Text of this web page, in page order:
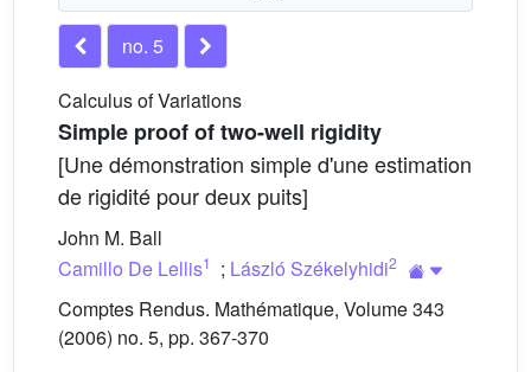
no. 5
Calculus of Variations
Simple proof of two-well rigidity
[Une démonstration simple d'une estimation
de rigidité pour deux puits]
John M. Ball
Camillo De Lellis1 ; László Székelyhidi2
Comptes Rendus. Mathématique, Volume 343
(2006) no. 5, pp. 367-370